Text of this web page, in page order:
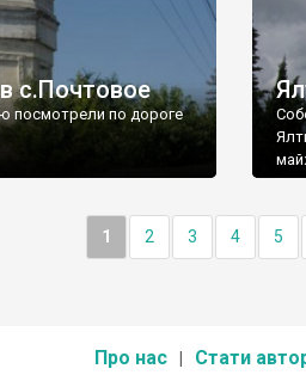
с.Почтовое
посмотрели по дороге
1 2 3 4 5
Про нас Стати